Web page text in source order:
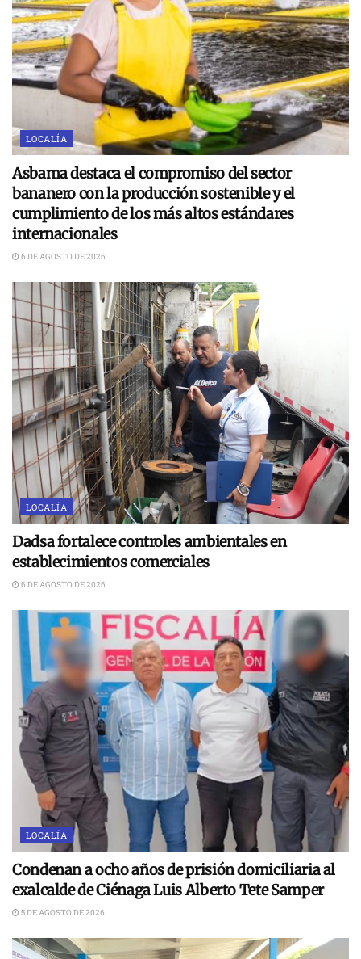
LOCALÍA
Asbama destaca el compromiso del sector
bananero con la producción sostenible y el
cumplimiento de los más altos estándares
internacionales
6 DE AGOSTO DE 2026
LOCALÍA
Dadsa fortalece controles ambientales en
establecimientos comerciales
6 DE AGOSTO DE 2026
LOCALÍA
Condenan a ocho años de prisión domiciliaria al
exalcalde de Ciénaga Luis Alberto Tete Samper
5 DE AGOSTO DE 2026